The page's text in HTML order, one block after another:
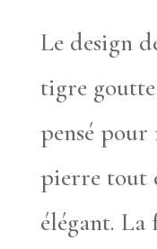
Le design
tigre goutte
pensé
pierre tout
élégant. La